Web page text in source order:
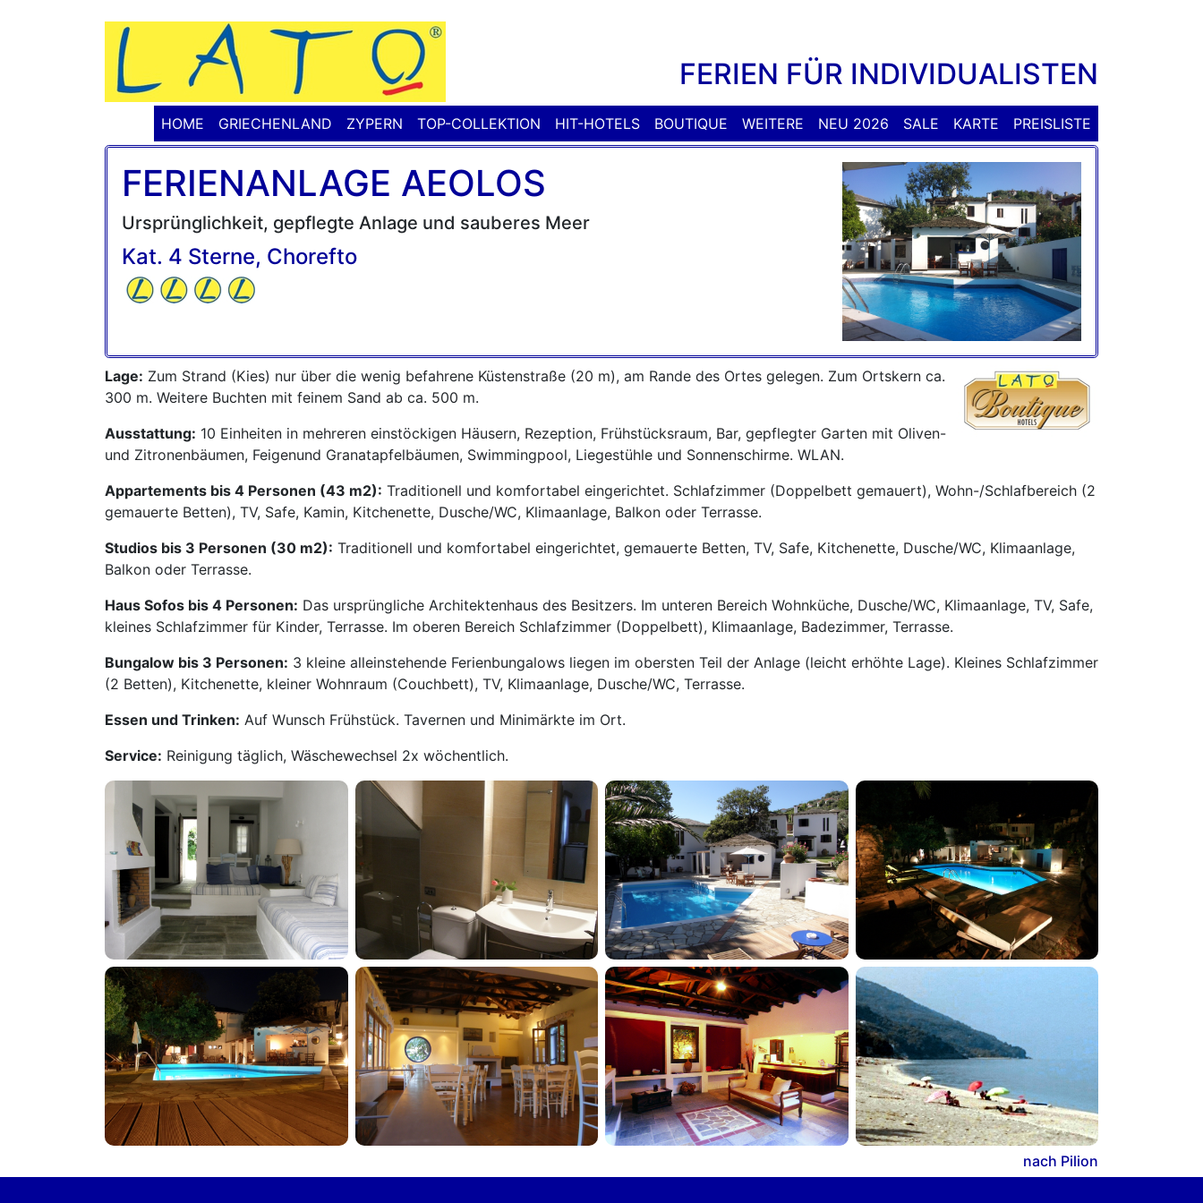
FERIEN FÜR INDIVIDUALISTEN
HOME GRIECHENLAND ZYPERN TOP-COLLEKTION HIT-HOTELS BOUTIQUE WEITERE NEU 2026 SALE KARTE PREISLISTE
FERIENANLAGE AEOLOS
Ursprünglichkeit, gepflegte Anlage und sauberes Meer
Kat. 4 Sterne, Chorefto
Lage: Zum Strand (Kies) nur über die wenig befahrene Küstenstraße (20 m), am Rande des Ortes gelegen. Zum Ortskern ca.
300 m. Weitere Buchten mit feinem Sand ab ca. 500 m.
Ausstattung: 10 Einheiten in mehreren einstöckigen Häusern, Rezeption, Frühstücksraum, Bar, gepflegter Garten mit Oliven-
und Zitronenbäumen, Feigenund Granatapfelbäumen, Swimmingpool, Liegestühle und Sonnenschirme. WLAN.
Appartements bis 4 Personen (43 m2): Traditionell und komfortabel eingerichtet. Schlafzimmer (Doppelbett gemauert), Wohn-/Schlafbereich (2
gemauerte Betten), TV, Safe, Kamin, Kitchenette, Dusche/WC, Klimaanlage, Balkon oder Terrasse.
Studios bis 3 Personen (30 m2): Traditionell und komfortabel eingerichtet, gemauerte Betten, TV, Safe, Kitchenette, Dusche/WC, Klimaanlage,
Balkon oder Terrasse.
Haus Sofos bis 4 Personen: Das ursprüngliche Architektenhaus des Besitzers. Im unteren Bereich Wohnküche, Dusche/WC, Klimaanlage, TV, Safe,
kleines Schlafzimmer für Kinder, Terrasse. Im oberen Bereich Schlafzimmer (Doppelbett), Klimaanlage, Badezimmer, Terrasse.
Bungalow bis 3 Personen: 3 kleine alleinstehende Ferienbungalows liegen im obersten Teil der Anlage (leicht erhöhte Lage). Kleines Schlafzimmer
(2 Betten), Kitchenette, kleiner Wohnraum (Couchbett), TV, Klimaanlage, Dusche/WC, Terrasse.
Essen und Trinken: Auf Wunsch Frühstück. Tavernen und Minimärkte im Ort.
Service: Reinigung täglich, Wäschewechsel 2x wöchentlich.
nach Pilion